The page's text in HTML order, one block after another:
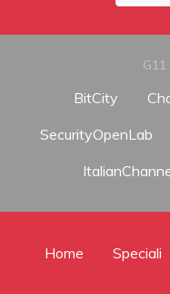
BitCity
SecurityOpenLab
Home Speciali